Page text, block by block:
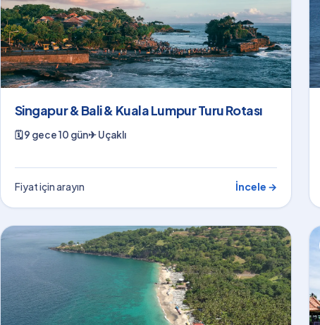
Singapur & Bali & Kuala Lumpur Turu Rotası
🗓9 gece 10 gün✈Uçaklı
Fiyat için arayın İncele →